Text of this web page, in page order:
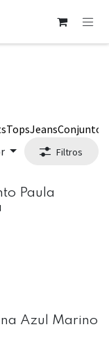
TopsJeansConjuntos
Filtros
Paula
Azul Marino